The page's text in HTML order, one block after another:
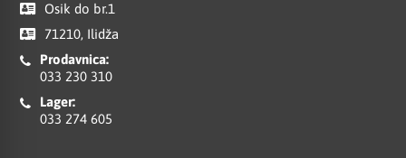
Osik do br.1
71210, Ilidža
Prodavnica:
033 230 310
Lager:
033 274 605